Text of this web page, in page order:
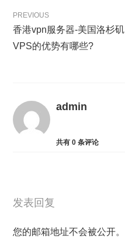
PREVIOUS
香港vpn服务器-美国洛杉矶
VPS的优势有哪些?
admin
共有0 条评论
发表回复
您的邮箱地址不会被公开。